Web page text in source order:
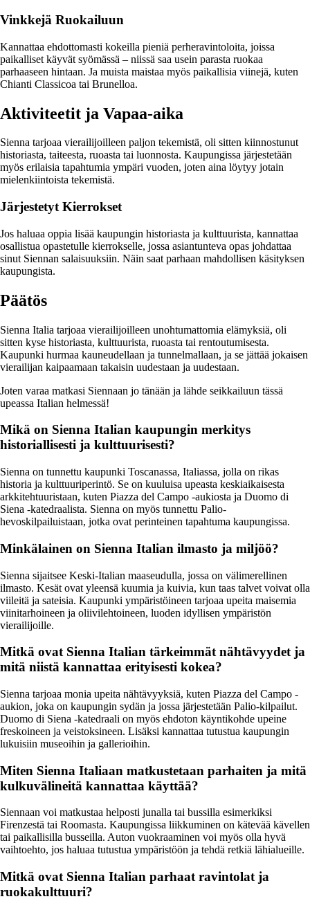
Vinkkejä Ruokailuun
Kannattaa ehdottomasti kokeilla pieniä perheravintoloita, joissa
paikalliset käyvät syömässä – niissä saa usein parasta ruokaa
parhaaseen hintaan. Ja muista maistaa myös paikallisia viinejä, kuten
Chianti Classicoa tai Brunelloa.
Aktiviteetit ja Vapaa-aika
Sienna tarjoaa vierailijoilleen paljon tekemistä, oli sitten kiinnostunut
historiasta, taiteesta, ruoasta tai luonnosta. Kaupungissa järjestetään
myös erilaisia tapahtumia ympäri vuoden, joten aina löytyy jotain
mielenkiintoista tekemistä.
Järjestetyt Kierrokset
Jos haluaa oppia lisää kaupungin historiasta ja kulttuurista, kannattaa
osallistua opastetulle kierrokselle, jossa asiantunteva opas johdattaa
sinut Siennan salaisuuksiin. Näin saat parhaan mahdollisen käsityksen
kaupungista.
Päätös
Sienna Italia tarjoaa vierailijoilleen unohtumattomia elämyksiä, oli
sitten kyse historiasta, kulttuurista, ruoasta tai rentoutumisesta.
Kaupunki hurmaa kauneudellaan ja tunnelmallaan, ja se jättää jokaisen
vierailijan kaipaamaan takaisin uudestaan ja uudestaan.
Joten varaa matkasi Siennaan jo tänään ja lähde seikkailuun tässä
upeassa Italian helmessä!
Mikä on Sienna Italian kaupungin merkitys
historiallisesti ja kulttuurisesti?
Sienna on tunnettu kaupunki Toscanassa, Italiassa, jolla on rikas
historia ja kulttuuriperintö. Se on kuuluisa upeasta keskiaikaisesta
arkkitehtuuristaan, kuten Piazza del Campo -aukiosta ja Duomo di
Siena -katedraalista. Sienna on myös tunnettu Palio-
hevoskilpailuistaan, jotka ovat perinteinen tapahtuma kaupungissa.
Minkälainen on Sienna Italian ilmasto ja miljöö?
Sienna sijaitsee Keski-Italian maaseudulla, jossa on välimerellinen
ilmasto. Kesät ovat yleensä kuumia ja kuivia, kun taas talvet voivat olla
viileitä ja sateisia. Kaupunki ympäristöineen tarjoaa upeita maisemia
viinitarhoineen ja oliivilehtoineen, luoden idyllisen ympäristön
vierailijoille.
Mitkä ovat Sienna Italian tärkeimmät nähtävyydet ja
mitä niistä kannattaa erityisesti kokea?
Sienna tarjoaa monia upeita nähtävyyksiä, kuten Piazza del Campo -
aukion, joka on kaupungin sydän ja jossa järjestetään Palio-kilpailut.
Duomo di Siena -katedraali on myös ehdoton käyntikohde upeine
freskoineen ja veistoksineen. Lisäksi kannattaa tutustua kaupungin
lukuisiin museoihin ja gallerioihin.
Miten Sienna Italiaan matkustetaan parhaiten ja mitä
kulkuvälineitä kannattaa käyttää?
Siennaan voi matkustaa helposti junalla tai bussilla esimerkiksi
Firenzestä tai Roomasta. Kaupungissa liikkuminen on kätevää kävellen
tai paikallisilla busseilla. Auton vuokraaminen voi myös olla hyvä
vaihtoehto, jos haluaa tutustua ympäristöön ja tehdä retkiä lähialueille.
Mitkä ovat Sienna Italian parhaat ravintolat ja
ruokakulttuuri?